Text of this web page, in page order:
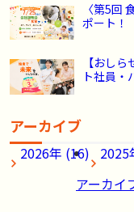
〈第5回
ポート！
【おし
ト社員
アーカイブ
2026年 (16) 2025
アーカイ